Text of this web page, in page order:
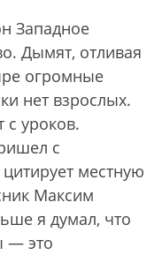
Западное
Дымят, отливая
огромные
нет взрослых.
с уроков.
с
местную
Максим
я думал, что
— это